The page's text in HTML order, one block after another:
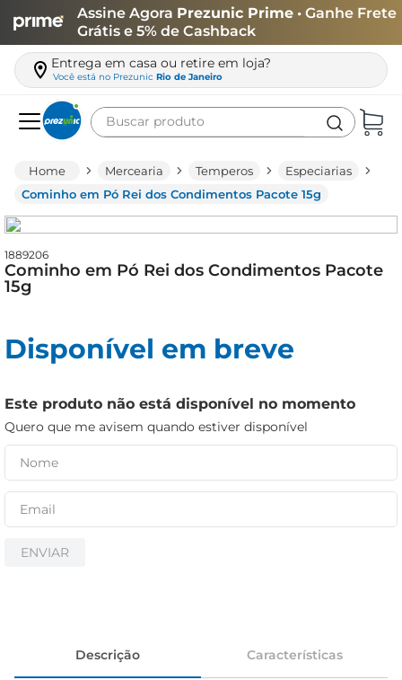
Assine Agora Prezunic Prime • Ganhe Frete
Grátis e 5% de Cashback
Entrega em casa ou retire em loja?
Você está no Prezunic Rio de Janeiro
Buscar produto
Mercearia Temperos
Especiarias
Cominho em Pó Rei dos Condimentos Pacote 15g
1889206
Cominho em Pó Rei dos Condimentos Pacote
15g
Disponível em breve
Este produto não está disponível no momento
Quero que me avisem quando estiver disponível
ENVIAR
Descrição Características
leite
queijo
biscoito
iogurte
papel higiênico
cerveja